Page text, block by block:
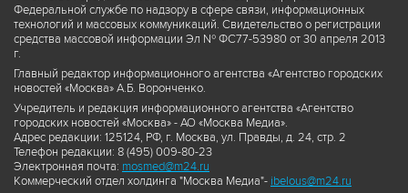
Федеральной службе по надзору в сфере связи, информационных
технологий и массовых коммуникаций. Свидетельство о регистрации
средства массовой информации Эл № ФС77-53980 от 30 апреля 2013
г.
Главный редактор информационного агентства «Агентство городских
новостей «Москва» А.Б. Воронченко.
Учредитель и редакция информационного агентства «Агентство
городских новостей «Москва» - АО «Москва Медиа».
Адрес редакции: 125124, РФ, г. Москва, ул. Правды, д. 24, стр. 2
Телефон редакции: 8 (495) 009-80-23
Электронная почта: mosmed@m24.ru
Коммерческий отдел холдинга "Москва Медиа"- ibelous@m24.ru